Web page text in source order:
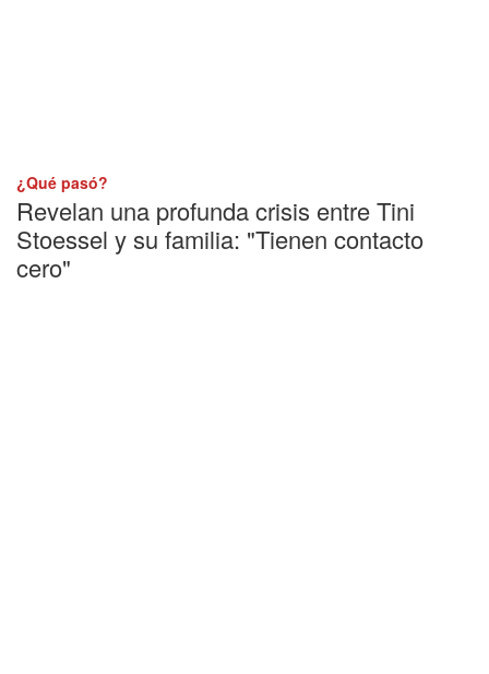
¿Qué pasó?
Revelan una profunda crisis entre Tini
Stoessel y su familia: "Tienen contacto
cero"